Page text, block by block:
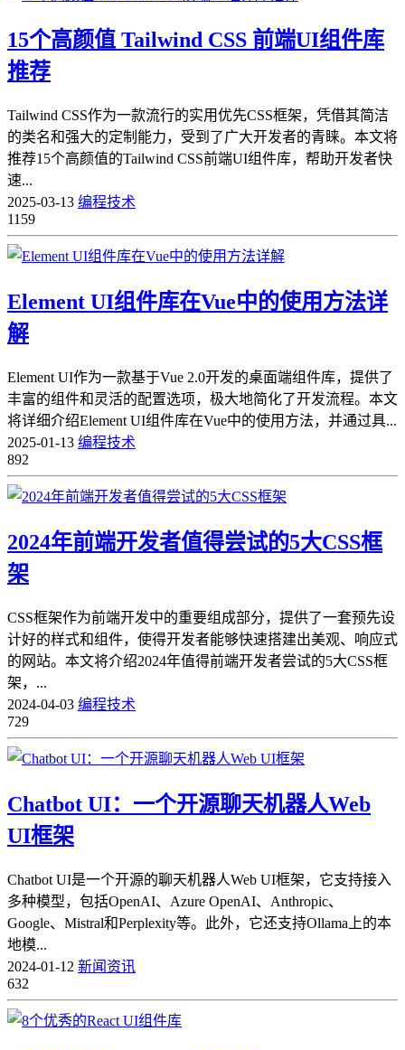
15个高颜值 Tailwind CSS 前端UI组件库
推荐
Tailwind CSS作为一款流行的实用优先CSS框架，凭借其简洁
的类名和强大的定制能力，受到了广大开发者的青睐。本文将
推荐15个高颜值的Tailwind CSS前端UI组件库，帮助开发者快
速...
2025-03-13 编程技术
1159
Element UI组件库在Vue中的使用方法详
解
Element UI作为一款基于Vue 2.0开发的桌面端组件库，提供了
丰富的组件和灵活的配置选项，极大地简化了开发流程。本文
将详细介绍Element UI组件库在Vue中的使用方法，并通过具...
2025-01-13 编程技术
892
2024年前端开发者值得尝试的5大CSS框
架
CSS框架作为前端开发中的重要组成部分，提供了一套预先设
计好的样式和组件，使得开发者能够快速搭建出美观、响应式
的网站。本文将介绍2024年值得前端开发者尝试的5大CSS框
架，...
2024-04-03 编程技术
729
Chatbot UI：一个开源聊天机器人Web
UI框架
Chatbot UI是一个开源的聊天机器人Web UI框架，它支持接入
多种模型，包括OpenAI、Azure OpenAI、Anthropic、
Google、Mistral和Perplexity等。此外，它还支持Ollama上的本
地模...
2024-01-12 新闻资讯
632